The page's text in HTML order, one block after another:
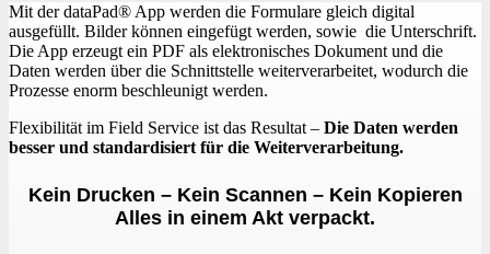
Mit der dataPad® App werden die Formulare gleich digital
ausgefüllt. Bilder können eingefügt werden, sowie die Unterschrift.
Die App erzeugt ein PDF als elektronisches Dokument und die
Daten werden über die Schnittstelle weiterverarbeitet, wodurch die
Prozesse enorm beschleunigt werden.
Flexibilität im Field Service ist das Resultat – Die Daten werden
besser und standardisiert für die Weiterverarbeitung.
Kein Drucken – Kein Scannen – Kein Kopieren
Alles in einem Akt verpackt.